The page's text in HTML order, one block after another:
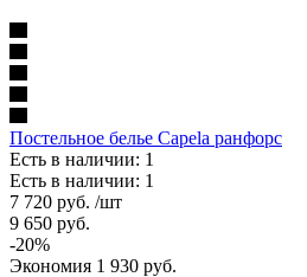
Постельное белье Capela ранфорс
Есть в наличии: 1
Есть в наличии: 1
7 720 руб. /шт
9 650 руб.
-20%
Экономия 1 930 руб.